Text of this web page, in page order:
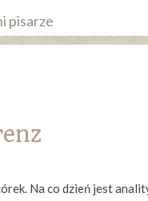
pisarze
Na co dzień jest